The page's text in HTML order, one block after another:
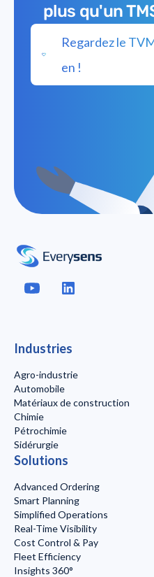
plus qu'un
Regardez le
en !
Industries
Agro-industrie
Automobile
Matériaux de construction
Chimie
Pétrochimie
Sidérurgie
Solutions
Advanced Ordering
Smart Planning
Simplified Operations
Real-Time Visibility
Cost Control & Pay
Fleet Efficiency
Insights 360°